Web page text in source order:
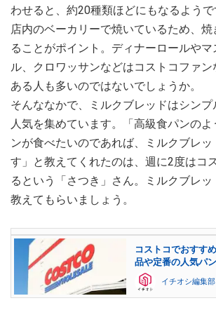
わせると、約20種類ほどにもなるよう
店内のベーカリーで焼いているため、
ることがポイント。ディナーロールや
ル、クロワッサンなどはコストコファ
ある人も多いのではないでしょうか。
そんななかで、ミルクブレッドはシンプ
人気を集めています。「高級食パンの
ンが食べたいのであれば、ミルクブレ
す」と教えてくれたのは、週に2度はコ
るという「さつき」さん。ミルクブレッ
教えてもらいましょう。
コストコでおすす
品や定番の人気パ
イチオシ編集部